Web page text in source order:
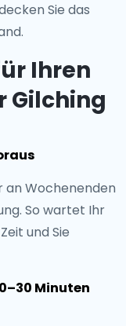
Sie das
Ihren
Gilching
an Wochenenden
So wartet Ihr
und Sie
Minuten